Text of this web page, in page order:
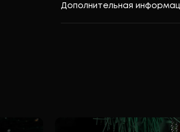
Дополнительная